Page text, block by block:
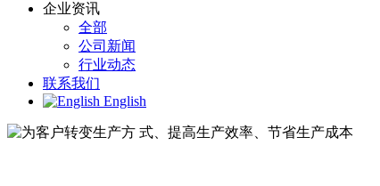
企业资讯
全部
公司新闻
行业动态
联系我们
English